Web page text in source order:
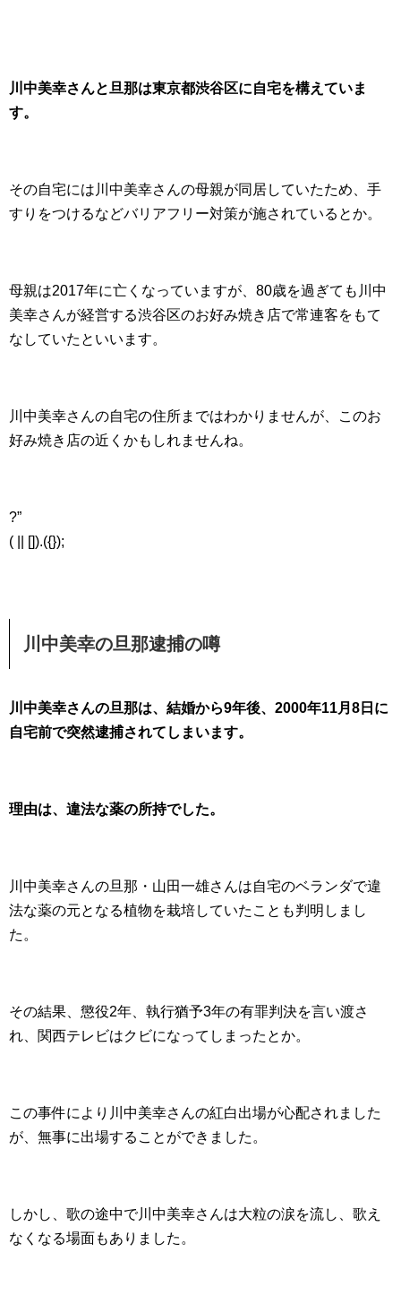
川中美幸さんと旦那は東京都渋谷区に自宅を構えていま
す。
その自宅には川中美幸さんの母親が同居していたため、手
すりをつけるなどバリアフリー対策が施されているとか。
母親は2017年に亡くなっていますが、80歳を過ぎても川中
美幸さんが経営する渋谷区のお好み焼き店で常連客をもて
なしていたといいます。
川中美幸さんの自宅の住所まではわかりませんが、このお
好み焼き店の近くかもしれませんね。
?”
( || []).({});
川中美幸の旦那逮捕の噂
川中美幸さんの旦那は、結婚から9年後、2000年11月8日に
自宅前で突然逮捕されてしまいます。
理由は、違法な薬の所持でした。
川中美幸さんの旦那・山田一雄さんは自宅のベランダで違
法な薬の元となる植物を栽培していたことも判明しまし
た。
その結果、懲役2年、執行猶予3年の有罪判決を言い渡さ
れ、関西テレビはクビになってしまったとか。
この事件により川中美幸さんの紅白出場が心配されました
が、無事に出場することができました。
しかし、歌の途中で川中美幸さんは大粒の涙を流し、歌え
なくなる場面もありました。